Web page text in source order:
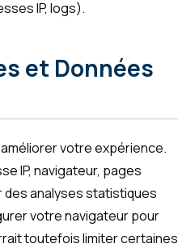
IP, logs).
et Données
votre expérience.
IP, navigateur, pages
analyses statistiques
votre navigateur pour
toutefois limiter certaines